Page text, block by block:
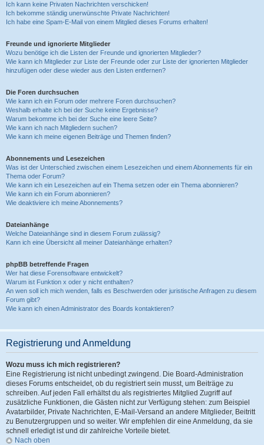
Ich kann keine Privaten Nachrichten verschicken!
Ich bekomme ständig unerwünschte Private Nachrichten!
Ich habe eine Spam-E-Mail von einem Mitglied dieses Forums erhalten!
Freunde und ignorierte Mitglieder
Wozu benötige ich die Listen der Freunde und ignorierten Mitglieder?
Wie kann ich Mitglieder zur Liste der Freunde oder zur Liste der ignorierten Mitglieder
hinzufügen oder diese wieder aus den Listen entfernen?
Die Foren durchsuchen
Wie kann ich ein Forum oder mehrere Foren durchsuchen?
Weshalb erhalte ich bei der Suche keine Ergebnisse?
Warum bekomme ich bei der Suche eine leere Seite?
Wie kann ich nach Mitgliedern suchen?
Wie kann ich meine eigenen Beiträge und Themen finden?
Abonnements und Lesezeichen
Was ist der Unterschied zwischen einem Lesezeichen und einem Abonnements für ein
Thema oder Forum?
Wie kann ich ein Lesezeichen auf ein Thema setzen oder ein Thema abonnieren?
Wie kann ich ein Forum abonnieren?
Wie deaktiviere ich meine Abonnements?
Dateianhänge
Welche Dateianhänge sind in diesem Forum zulässig?
Kann ich eine Übersicht all meiner Dateianhänge erhalten?
phpBB betreffende Fragen
Wer hat diese Forensoftware entwickelt?
Warum ist Funktion x oder y nicht enthalten?
An wen soll ich mich wenden, falls es Beschwerden oder juristische Anfragen zu diesem
Forum gibt?
Wie kann ich einen Administrator des Boards kontaktieren?
Registrierung und Anmeldung
Wozu muss ich mich registrieren?
Eine Registrierung ist nicht unbedingt zwingend. Die Board-Administration
dieses Forums entscheidet, ob du registriert sein musst, um Beiträge zu
schreiben. Auf jeden Fall erhältst du als registriertes Mitglied Zugriff auf
zusätzliche Funktionen, die Gästen nicht zur Verfügung stehen: zum Beispiel
Avatarbilder, Private Nachrichten, E-Mail-Versand an andere Mitglieder, Beitritt
zu Benutzergruppen und so weiter. Wir empfehlen dir eine Anmeldung, da sie
schnell erledigt ist und dir zahlreiche Vorteile bietet.
Nach oben